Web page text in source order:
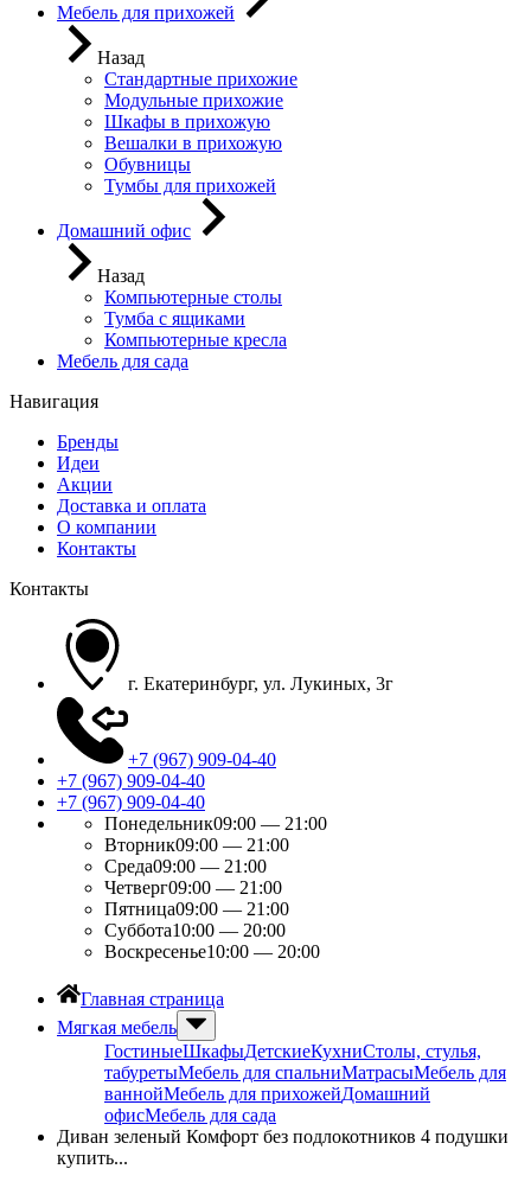
Мебель для прихожей
Назад
Стандартные прихожие
Модульные прихожие
Шкафы в прихожую
Вешалки в прихожую
Обувницы
Тумбы для прихожей
Домашний офис
Назад
Компьютерные столы
Тумба с ящиками
Компьютерные кресла
Мебель для сада
Навигация
Бренды
Идеи
Акции
Доставка и оплата
О компании
Контакты
Контакты
г. Екатеринбург, ул. Лукиных, 3г
+7 (967) 909-04-40
+7 (967) 909-04-40
+7 (967) 909-04-40
Понедельник09:00 — 21:00
Вторник09:00 — 21:00
Среда09:00 — 21:00
Четверг09:00 — 21:00
Пятница09:00 — 21:00
Суббота10:00 — 20:00
Воскресенье10:00 — 20:00
Главная страница
Мягкая мебель
ГостиныеШкафыДетскиеКухниСтолы, стулья,
табуретыМебель для спальниМатрасыМебель для
ваннойМебель для прихожейДомашний
офисМебель для сада
Диван зеленый Комфорт без подлокотников 4 подушки
купить...